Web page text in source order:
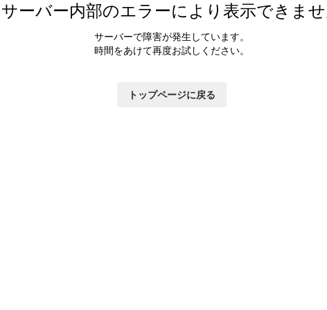
サーバー内部のエラーにより表示できま
サーバーで障害が発生しています。
時間をあけて再度お試しください。
トップページに戻る